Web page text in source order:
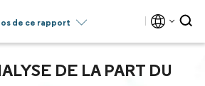
de ce rapport
DE LA PART DU